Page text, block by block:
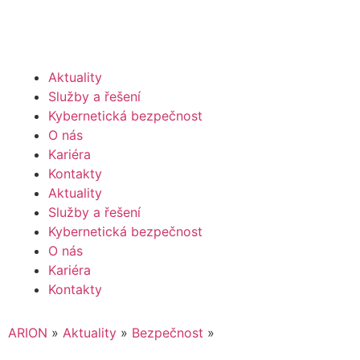
Aktuality
Služby a řešení
Kybernetická bezpečnost
O nás
Kariéra
Kontakty
Aktuality
Služby a řešení
Kybernetická bezpečnost
O nás
Kariéra
Kontakty
ARION » Aktuality » Bezpečnost »